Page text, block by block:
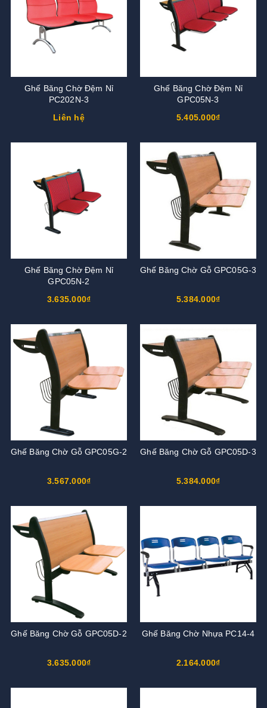
Ghế Băng Chờ Đệm Nỉ
PC202N-3
Liên hệ
Ghế Băng Chờ Đệm Nỉ
GPC05N-3
5.405.000₫
Ghế Băng Chờ Đệm Nỉ
GPC05N-2
3.635.000₫
Ghế Băng Chờ Gỗ GPC05G-3
5.384.000₫
Ghế Băng Chờ Gỗ GPC05G-2
3.567.000₫
Ghế Băng Chờ Gỗ GPC05D-3
5.384.000₫
Ghế Băng Chờ Gỗ GPC05D-2
3.635.000₫
Ghế Băng Chờ Nhựa PC14-4
2.164.000₫